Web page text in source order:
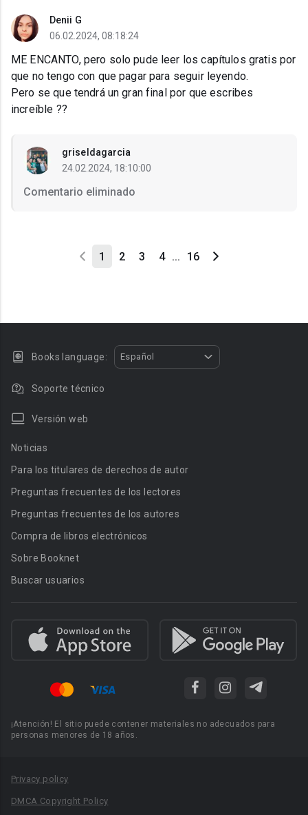
Denii G
06.02.2024, 08:18:24
ME ENCANTO, pero solo pude leer los capítulos gratis por
que no tengo con que pagar para seguir leyendo.
Pero se que tendrá un gran final por que escribes
increíble ??
griseldagarcia
24.02.2024, 18:10:00
Comentario eliminado
1 2 3 4 ... 16
Books language: Español
Soporte técnico
Versión web
Noticias
Para los titulares de derechos de autor
Preguntas frecuentes de los lectores
Preguntas frecuentes de los autores
Compra de libros electrónicos
Sobre Booknet
Buscar usuarios
¡Atención! El sitio puede contener materiales no adecuados para
personas menores de 18 años.
Privacy policy
DMCA Copyright Policy